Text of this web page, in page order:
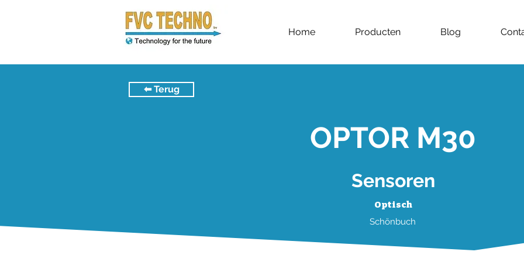
Home Producten Blog
⬅︎ Terug
Sensoren
Optisch
Schönbuch
OPTOR M30